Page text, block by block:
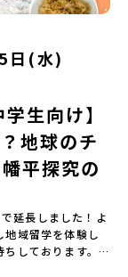
ログラム開始日
止について天候な
ます。その場合
又、最少催行人数
中止の旨をメール
よくあるご質問
いて＜プログラ
ォーム＞「意志
」というビジョ
団体です。日本
域の枠を越えて生
〜3年間過ごすこ
とした、教育事業
一般財団法人地
月代表者：岩本
オンライン説明会
地域留学」を知
できる「おため
覧いただけま
体制、安全面に
ラム説明会〜
体説明を聞いた
どんな町なの？」
はの豊かな文化
えします。日
み：https://c-
気軽にどうぞ！
ができるの？」
「砂金堀」 -川
校体験 -高校生
はのランチ＆ス
宇宙交流センタ
「みんなで
ちと交流＜3日目
り返り対話「牧
体験・動物と触
頃プログラム終
※天候の状況や参
ます。参加概要
日程】7月28日
日(金) 18：30～
案内する予定で
】7月28日(火)
ます。400年前の武
体がタイムカプ
（やつしろか
に一度は見てお
機械電気科」の2
チャレンジでき
工部門で九州大
の旅では自分の手
を組んだり、木
&quot;自分の手
けの「竹灯籠（た
な海に思いっき
高校生、地域の方
い出になるはず！
間。熱気あふれる
すめポイント体
日(水)
生向け】
地球のチ
平探究の
延長しました！よ
地域留学を体験し
しております。
方も、この機会